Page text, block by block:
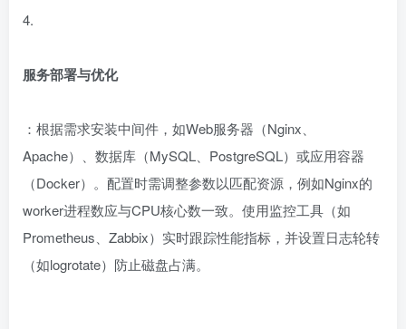
4.
服务部署与优化
：根据需求安装中间件，如Web服务器（Nginx、
Apache）、数据库（MySQL、PostgreSQL）或应用容器
（Docker）。配置时需调整参数以匹配资源，例如Nginx的
worker进程数应与CPU核心数一致。使用监控工具（如
Prometheus、Zabbix）实时跟踪性能指标，并设置日志轮转
（如logrotate）防止磁盘占满。